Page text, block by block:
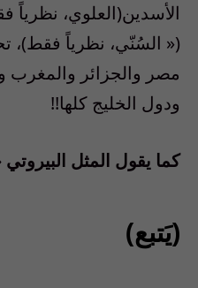
الأسدين(العلوي، نظرياً
(« السُنّي، نظرياً فقط)،
مصر والجزائر والمغرب
ودول الخليج كلها!!
كما يقول المثل البيروتي
(يَتبع)